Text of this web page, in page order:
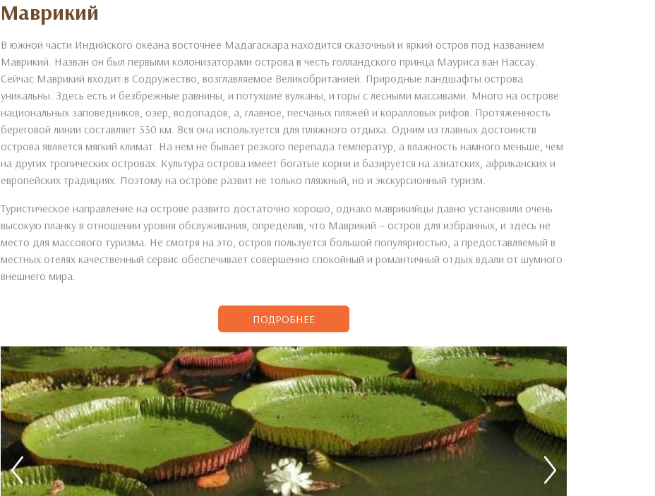
Маврикий
В южной части Индийского океана восточнее Мадагаскара находится сказочный и яркий остров под названием
Маврикий. Назван он был первыми колонизаторами острова в честь голландского принца Мауриса ван Нассау.
Сейчас Маврикий входит в Содружество, возглавляемое Великобританией. Природные ландшафты острова
уникальны. Здесь есть и безбрежные равнины, и потухшие вулканы, и горы с лесными массивами. Много на острове
национальных заповедников, озер, водопадов, а, главное, песчаных пляжей и коралловых рифов. Протяженность
береговой линии составляет 330 км. Вся она используется для пляжного отдыха. Одним из главных достоинств
острова является мягкий климат. На нем не бывает резкого перепада температур, а влажность намного меньше, чем
на других тропических островах. Культура острова имеет богатые корни и базируется на азиатских, африканских и
европейских традициях. Поэтому на острове развит не только пляжный, но и экскурсионный туризм.
Туристическое направление на острове развито достаточно хорошо, однако маврикийцы давно установили очень
высокую планку в отношении уровня обслуживания, определив, что Маврикий – остров для избранных, и здесь не
место для массового туризма. Не смотря на это, остров пользуется большой популярностью, а предоставляемый в
местных отелях качественный сервис обеспечивает совершенно спокойный и романтичный отдых вдали от шумного
внешнего мира.
ПОДРОБНЕЕ